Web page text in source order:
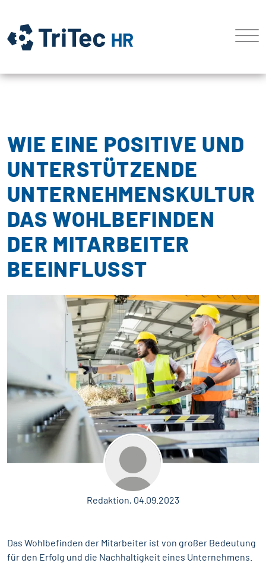
WIE EINE POSITIVE UND
UNTERSTÜTZENDE
UNTERNEHMENSKULTUR
DAS WOHLBEFINDEN
DER MITARBEITER
BEEINFLUSST
Redaktion, 04.09.2023
Das Wohlbefinden der Mitarbeiter ist von großer Bedeutung
für den Erfolg und die Nachhaltigkeit eines Unternehmens.